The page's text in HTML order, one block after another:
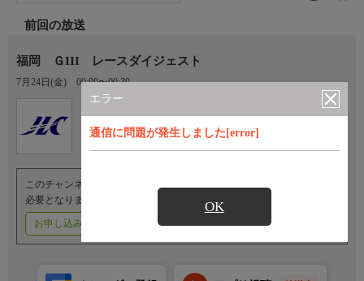
エラー
通信に問題が発生しました[error]
OK
前回の放送
福岡 ＧIII レースダイジェスト
7月24日(金) 00:00〜00:30
このチャンネルのご視聴には、オプションチャンネル(有料)のご契約が
必要となります。
お申し込みはこちら ご利用料金はこちら